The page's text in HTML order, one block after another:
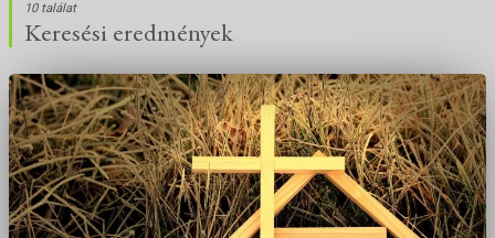
10 találat
Keresési eredmények